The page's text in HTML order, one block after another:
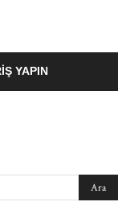
YAPIN